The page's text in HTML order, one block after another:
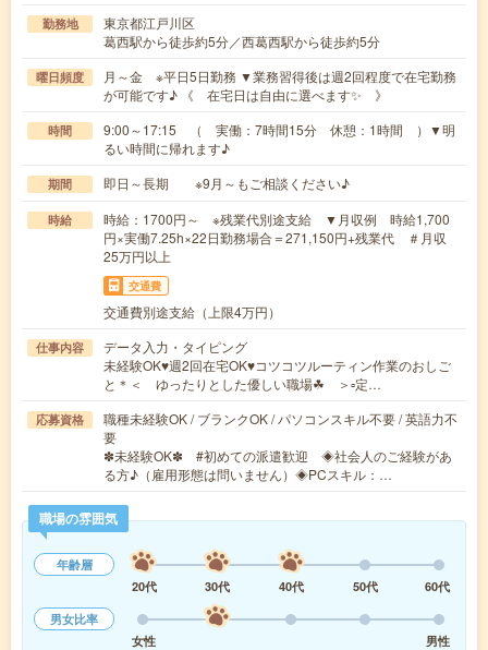
勤務地
東京都江戸川区
葛西駅から徒歩約5分／西葛西駅から徒歩約5分
曜日頻度
月～金 ※平日5日勤務 ▼業務習得後は週2回程度で在宅勤務
が可能です♪ 《 在宅日は自由に選べます✨ 》
時間
9:00～17:15 （ 実働：7時間15分 休憩：1時間 ）▼明
るい時間に帰れます♪
期間 即日～長期 ※9月～もご相談ください♪
時給
時給：1700円～ ※残業代別途支給 ▼月収例 時給1,700
円×実働7.25h×22日勤務場合＝271,150円+残業代 ＃月収
25万円以上
交通費
交通費別途支給（上限4万円）
仕事内容
データ入力・タイピング
未経験OK♥週2回在宅OK♥コツコツルーティン作業のおしご
と＊＜ ゆったりとした優しい職場☘ ＞▫定…
応募資格
職種未経験OK / ブランクOK / パソコンスキル不要 / 英語力不
要
✽未経験OK✽ #初めての派遣歓迎 ◈社会人のご経験があ
る方♪（雇用形態は問いません）◈PCスキル：…
職場の雰囲気
年齢層
20代
30代 40代 50代
60代
男女比率
女性
男性